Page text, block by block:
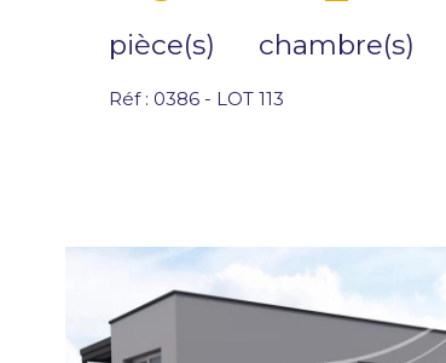
pièce(s) chambre(s)
Réf : 0386 - LOT 113